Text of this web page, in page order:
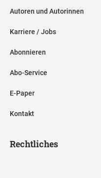
Autoren und Autorinnen
Karriere / Jobs
Abonnieren
Abo-Service
E-Paper
Kontakt
Rechtliches